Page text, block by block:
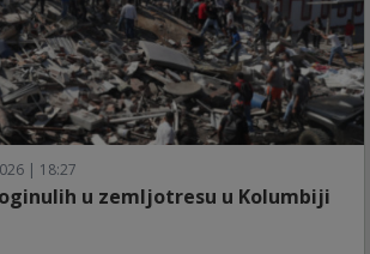
| 18:27
u zemljotresu u Kolumbiji